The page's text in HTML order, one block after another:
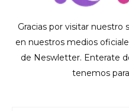
Gracias por visitar nuestro
en nuestros medios
de Neswletter. Enterate
tenemos